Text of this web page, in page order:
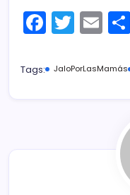
F
a
c
T
w
itt
E
m
ai
Tags: JaloPorLasMamás